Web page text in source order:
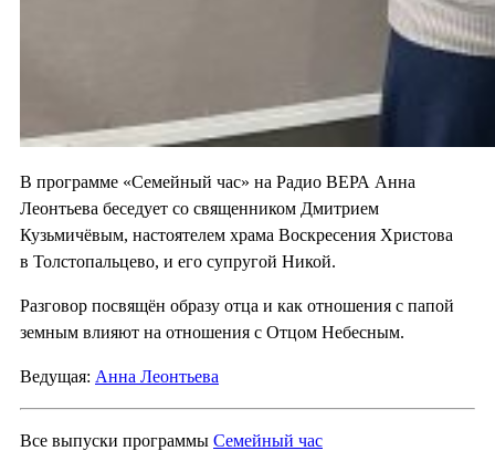
В программе «Семейный час» на Радио ВЕРА Анна
Леонтьева беседует со священником Дмитрием
Кузьмичёвым, настоятелем храма Воскресения Христова
в Толстопальцево, и его супругой Никой.
Разговор посвящён образу отца и как отношения с папой
земным влияют на отношения с Отцом Небесным.
Ведущая: Анна Леонтьева
Все выпуски программы Семейный час